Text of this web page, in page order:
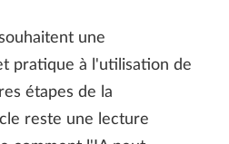
une
pratique à l'utilisation de
étapes de la
reste une lecture